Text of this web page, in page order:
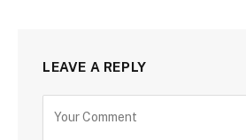
LEAVE A REPLY